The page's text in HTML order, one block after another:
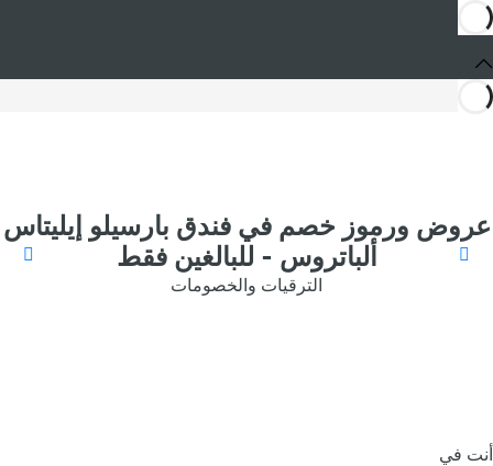
عروض ورموز خصم في فندق بارسيلو إيليتاس
ألباتروس - للبالغين فقط
الترقيات والخصومات
أنت في